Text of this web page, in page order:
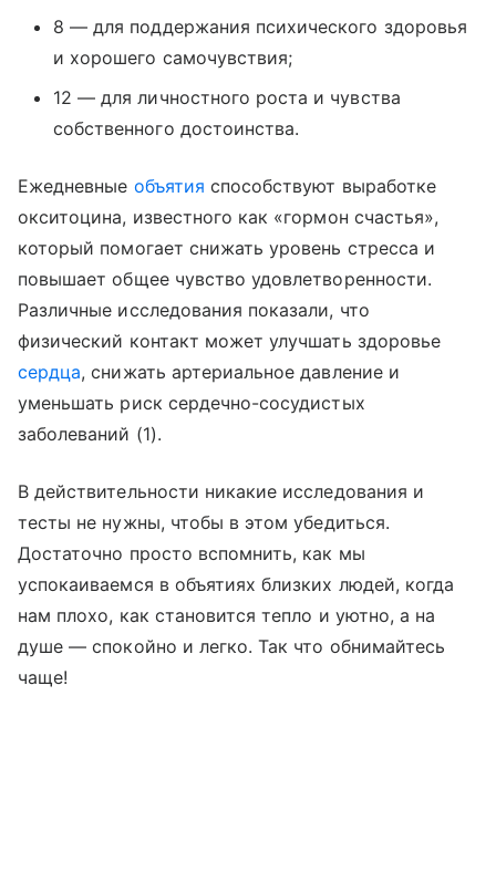
8 — для поддержания психического здоровья
и хорошего самочувствия;
12 — для личностного роста и чувства
собственного достоинства.
Ежедневные объятия способствуют выработке
окситоцина, известного как «гормон счастья»,
который помогает снижать уровень стресса и
повышает общее чувство удовлетворенности.
Различные исследования показали, что
физический контакт может улучшать здоровье
сердца, снижать артериальное давление и
уменьшать риск сердечно-сосудистых
заболеваний (1).
В действительности никакие исследования и
тесты не нужны, чтобы в этом убедиться.
Достаточно просто вспомнить, как мы
успокаиваемся в объятиях близких людей, когда
нам плохо, как становится тепло и уютно, а на
душе — спокойно и легко. Так что обнимайтесь
чаще!